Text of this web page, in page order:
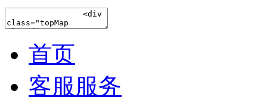
首页
客服服务